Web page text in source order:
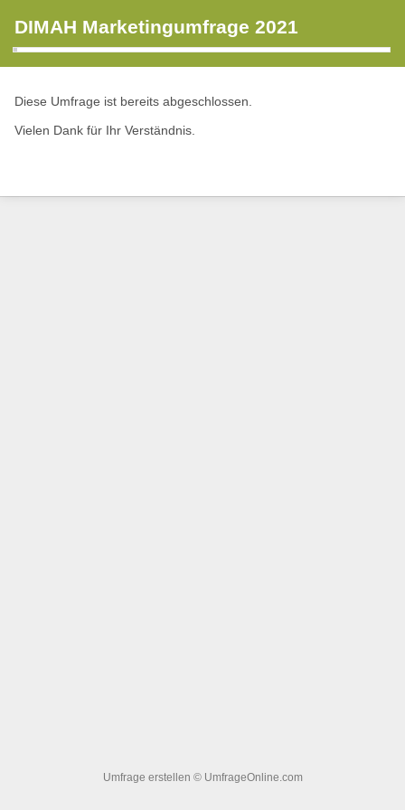
DIMAH Marketingumfrage 2021
Diese Umfrage ist bereits abgeschlossen.
Vielen Dank für Ihr Verständnis.
Umfrage erstellen © UmfrageOnline.com